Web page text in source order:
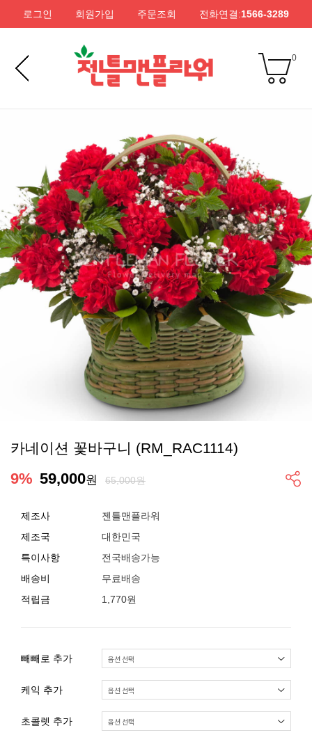
로그인 회원가입 주문조회 전화연결:1566-3289
0
카네이션 꽃바구니 (RM_RAC1114)
9% 59,000원 65,000원
제조사
젠틀맨플라워
제조국
대한민국
특이사항
전국배송가능
배송비
무료배송
적립금
1,770원
빼빼로 추가
케익 추가
초콜렛 추가